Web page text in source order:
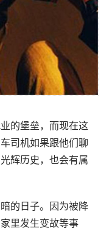
的堡垒，而现在这
司机如果跟他们聊
辉历史，也会有属
的日子。因为被降
里发生变故等事